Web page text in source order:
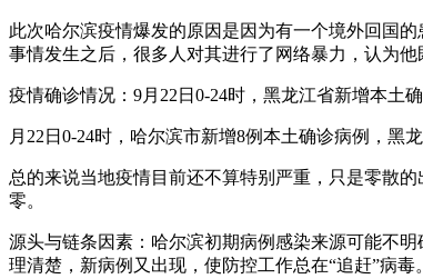
此次哈尔滨疫情爆发的原因是因为有一个境外回国
事情发生之后，很多人对其进行了网络暴力，认为
疫情确诊情况：9月22日0-24时，黑龙江省新增本土
月22日0-24时，哈尔滨市新增8例本土确诊病例，黑
总的来说当地疫情目前还不算特别严重，只是零散
零。
源头与链条因素：哈尔滨初期病例感染来源可能不
理清楚，新病例又出现，使防控工作总在“追赶”病毒。